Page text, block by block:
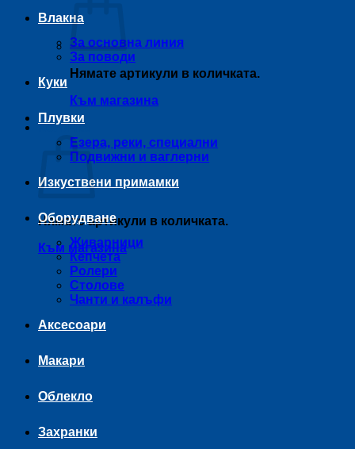
Нямате артикули в количката.
Към магазина
Количка
Нямате артикули в количката.
Към магазина
Влакна
За основна линия
За поводи
Куки
Плувки
Езера, реки, специални
Подвижни и ваглерни
Изкуствени примамки
Оборудване
Живарници
Кепчета
Ролери
Столове
Чанти и калъфи
Аксесоари
Макари
Облекло
Захранки